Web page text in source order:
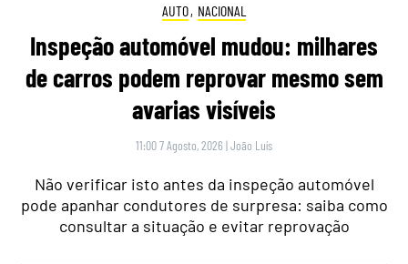
AUTO, NACIONAL
Inspeção automóvel mudou: milhares
de carros podem reprovar mesmo sem
avarias visíveis
11:00 7 Agosto, 2026 |João Luís
Não verificar isto antes da inspeção automóvel
pode apanhar condutores de surpresa: saiba como
consultar a situação e evitar reprovação